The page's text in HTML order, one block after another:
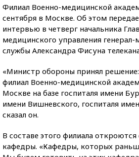
Филиал Военно-медицинской
сентября в Москве. Об этом
интервью в четверг начальника
медицинского управления
службы Александра Фисуна
«Министр обороны принял
филиал Военно-медицинской
Москве на базе госпиталя имени
имени Вишневского, госпиталя
сказал он.
В составе этого филиала
кафедры. «Кафедры, которых